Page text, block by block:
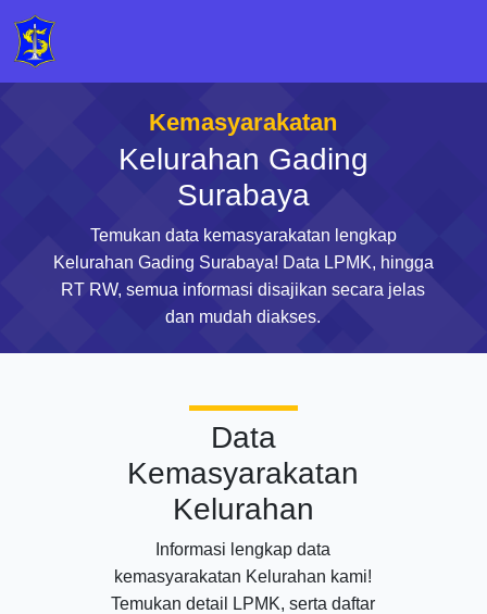
Kemasyarakatan
Kelurahan Gading
Surabaya
Temukan data kemasyarakatan lengkap
Kelurahan Gading Surabaya! Data LPMK, hingga
RT RW, semua informasi disajikan secara jelas
dan mudah diakses.
Data
Kemasyarakatan
Kelurahan
Informasi lengkap data
kemasyarakatan Kelurahan kami!
Temukan detail LPMK, serta daftar